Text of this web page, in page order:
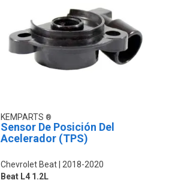
KEMPARTS
Sensor De Posición Del
Acelerador (TPS)
Chevrolet Beat
2018-2020
Beat L4 1.2L